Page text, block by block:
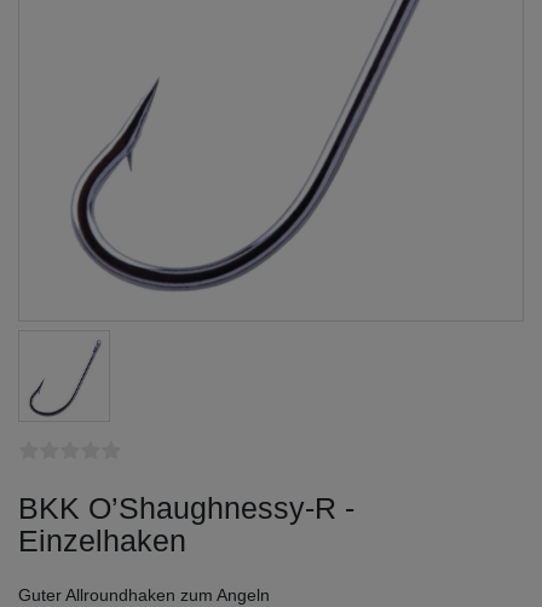
BKK O’Shaughnessy-R -
Einzelhaken
Guter Allroundhaken zum Angeln